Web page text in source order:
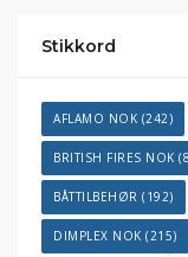
Stikkord
AFLAMO NOK (242)
BRITISH FIRES NOK
BÅTTILBEHØR (192)
DIMPLEX NOK (215)